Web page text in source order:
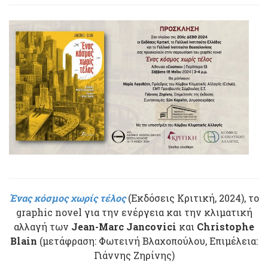
Ένας κόσμος χωρίς τέλος(Εκδόσεις Κριτική, 2024), το
graphic novel για την ενέργεια και την κλιματική
αλλαγή των Jean-Marc Jancovici και Christophe
Blain (μετάφραση: Φωτεινή Βλαχοπούλου, Επιμέλεια:
Γιάννης Ζηρίνης)